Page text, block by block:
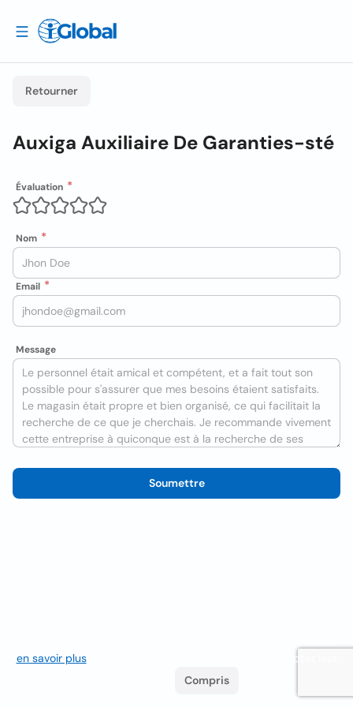
Retourner
Auxiga Auxiliaire De Garanties-sté
Évaluation
Nom
Email
Message
Soumettre
en savoir plus. Si vous continuez à naviguer, vous acceptez leur
Compris